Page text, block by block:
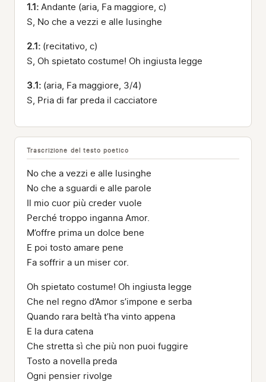
1.1: Andante (aria, Fa maggiore, c)
S, No che a vezzi e alle lusinghe
2.1: (recitativo, c)
S, Oh spietato costume! Oh ingiusta legge
3.1: (aria, Fa maggiore, 3/4)
S, Pria di far preda il cacciatore
Trascrizione del testo poetico
No che a vezzi e alle lusinghe
No che a sguardi e alle parole
Il mio cuor più creder vuole
Perché troppo inganna Amor.
M’offre prima un dolce bene
E poi tosto amare pene
Fa soffrir a un miser cor.
Oh spietato costume! Oh ingiusta legge
Che nel regno d’Amor s’impone e serba
Quando rara beltà t’ha vinto appena
E la dura catena
Che stretta sì che più non puoi fuggire
Tosto a novella preda
Ogni pensier rivolge